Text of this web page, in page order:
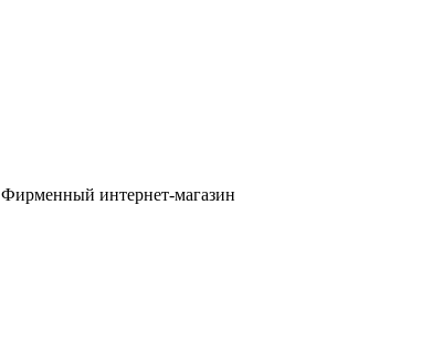
Фирменный интернет-магазин